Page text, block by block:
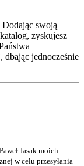
Dodając swoją
zyskujesz
dbając jednocześnie
Jasak moich
w celu przesyłania